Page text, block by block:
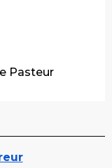
Pasteur